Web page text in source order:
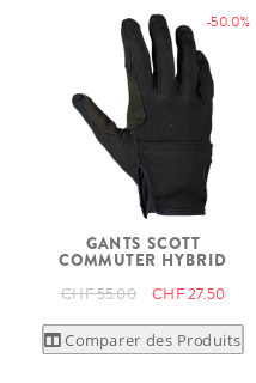
-50.0%
GANTS SCOTT
COMMUTER HYBRID
CHF 55.00 CHF 27.50
Comparer des Produits